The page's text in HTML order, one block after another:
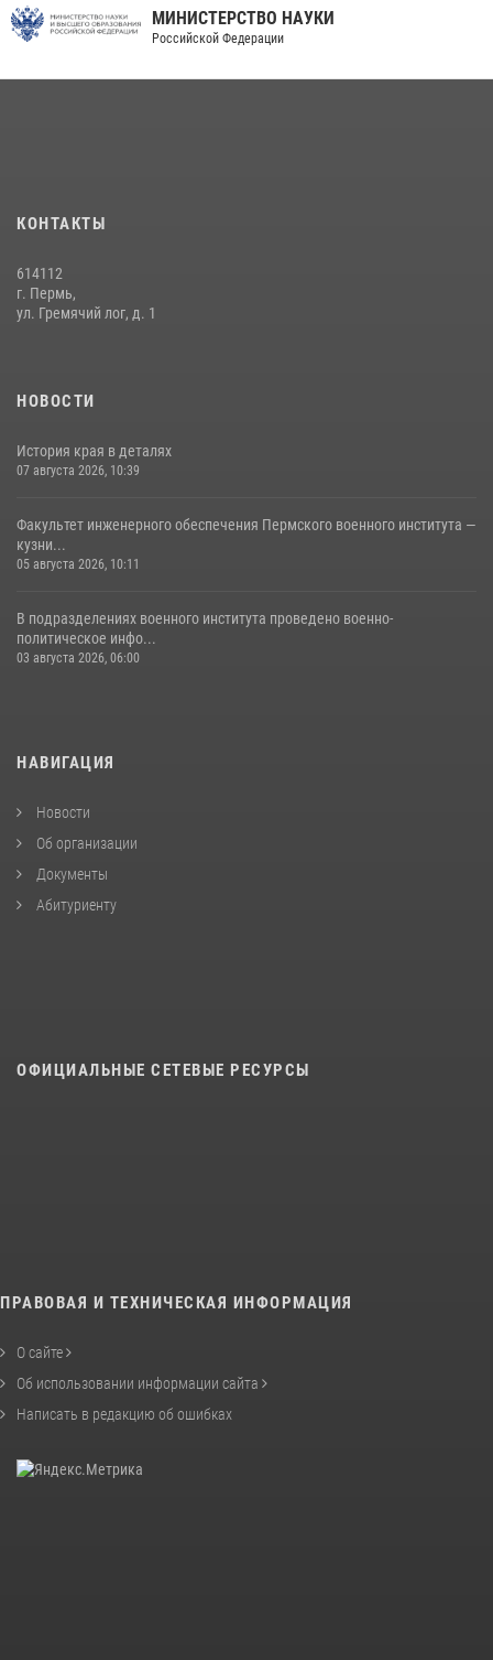
В подразделениях военного института проведено военно-
равноапостольного великого князя Владимира – крестителя Руси,
07 августа 2026, 10:39
МИНИСТЕРСТВО НАУКИ
Российской Федерации
КОНТАКТЫ
614112
г. Пермь,
ул. Гремячий лог, д. 1
НОВОСТИ
История края в деталях
07 августа 2026, 10:39
Факультет инженерного обеспечения Пермского военного института —
кузни...
05 августа 2026, 10:11
В подразделениях военного института проведено военно-
политическое инфо...
03 августа 2026, 06:00
НАВИГАЦИЯ
Новости
Об организации
Документы
Абитуриенту
ОФИЦИАЛЬНЫЕ СЕТЕВЫЕ РЕСУРСЫ
ПРАВОВАЯ И ТЕХНИЧЕСКАЯ ИНФОРМАЦИЯ
О сайте
Об использовании информации сайта
Написать в редакцию об ошибках